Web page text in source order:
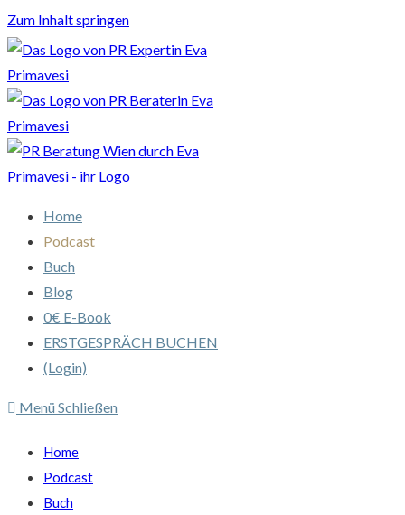
Zum Inhalt springen
Home
Podcast
Buch
Blog
0€ E-Book
ERSTGESPRÄCH BUCHEN
(Login)
Menü Schließen
Home
Podcast
Buch